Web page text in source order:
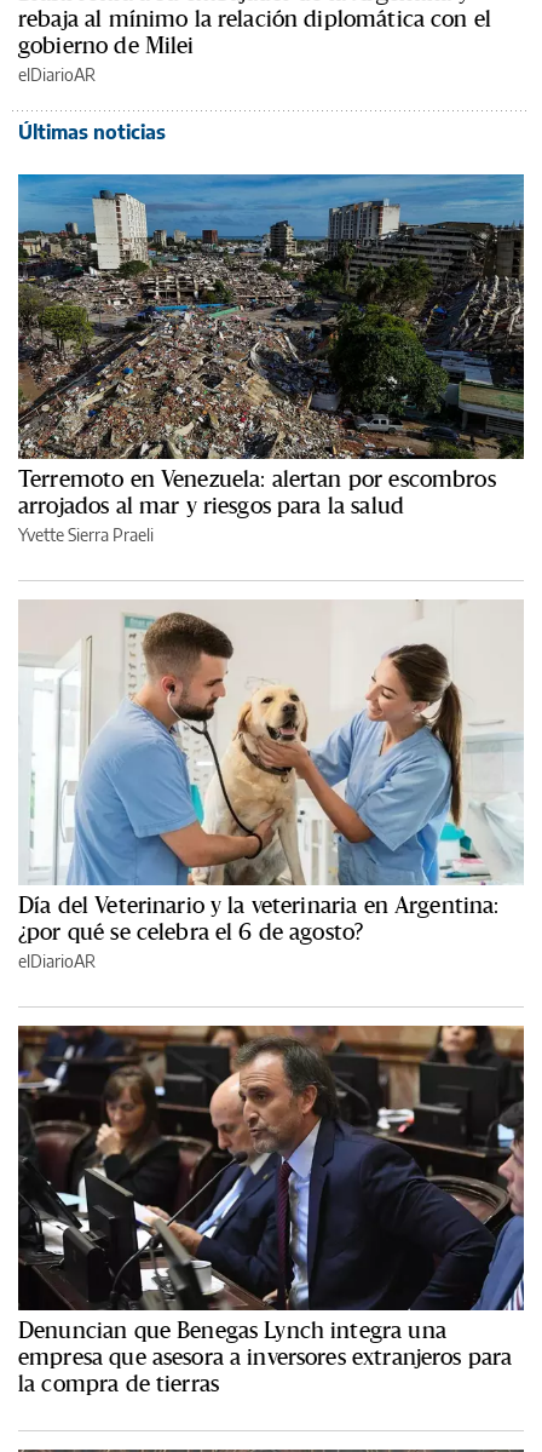
rebaja al mínimo la relación diplomática con el
gobierno de Milei
elDiarioAR
Últimas noticias
Terremoto en Venezuela: alertan por escombros
arrojados al mar y riesgos para la salud
Yvette Sierra Praeli
Día del Veterinario y la veterinaria en Argentina:
¿por qué se celebra el 6 de agosto?
elDiarioAR
Denuncian que Benegas Lynch integra una
empresa que asesora a inversores extranjeros para
la compra de tierras